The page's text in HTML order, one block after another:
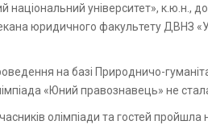
університет», к.ю.н.,
юридичного факультету ДВНЗ
на базі Природничо-
«Юний правознавець» не
олімпіади та гостей